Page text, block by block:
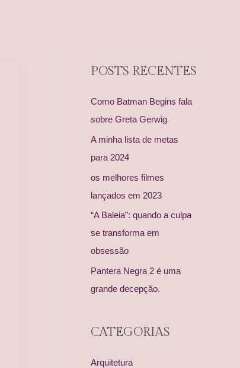
POSTS RECENTES
Como Batman Begins fala
sobre Greta Gerwig
A minha lista de metas
para 2024
os melhores filmes
lançados em 2023
“A Baleia”: quando a culpa
se transforma em
obsessão
Pantera Negra 2 é uma
grande decepção.
CATEGORIAS
Arquitetura